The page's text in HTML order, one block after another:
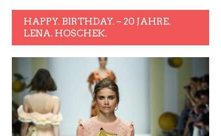
HAPPY. BIRTHDAY. – 20 JAHRE.
LENA. HOSCHEK.